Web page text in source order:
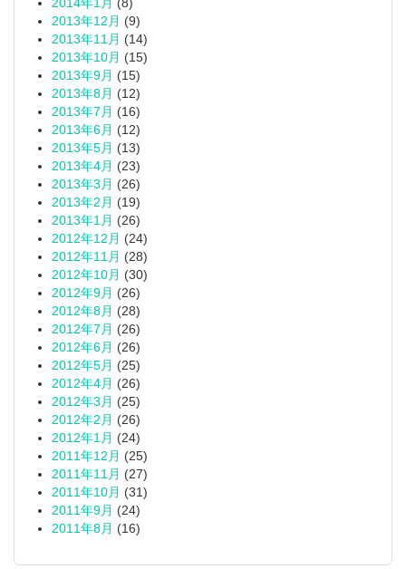
2013年12月 (9)
2013年11月 (14)
2013年10月 (15)
2013年9月 (15)
2013年8月 (12)
2013年7月 (16)
2013年6月 (12)
2013年5月 (13)
2013年4月 (23)
2013年3月 (26)
2013年2月 (19)
2013年1月 (26)
2012年12月 (24)
2012年11月 (28)
2012年10月 (30)
2012年9月 (26)
2012年8月 (28)
2012年7月 (26)
2012年6月 (26)
2012年5月 (25)
2012年4月 (26)
2012年3月 (25)
2012年2月 (26)
2012年1月 (24)
2011年12月 (25)
2011年11月 (27)
2011年10月 (31)
2011年9月 (24)
2011年8月 (16)